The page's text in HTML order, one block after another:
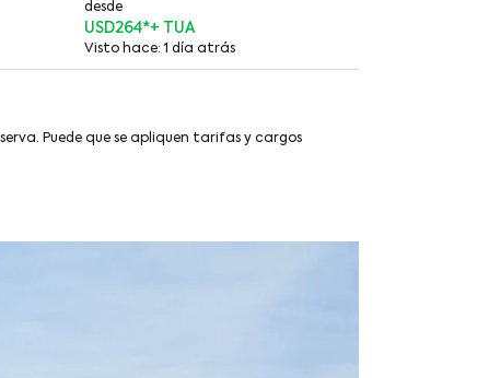
desde
USD264*
Visto hace: 1 día atrás
Puede que se apliquen tarifas y cargos